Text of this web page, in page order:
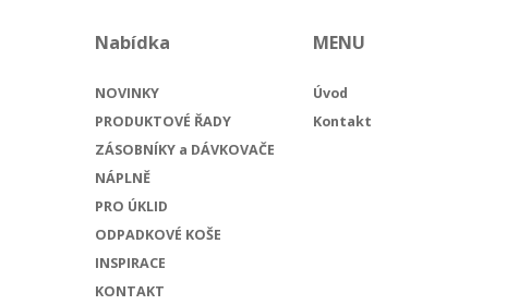
Nabídka
NOVINKY
PRODUKTOVÉ ŘADY
ZÁSOBNÍKY a DÁVKOVAČE
NÁPLNĚ
PRO ÚKLID
ODPADKOVÉ KOŠE
INSPIRACE
KONTAKT
MENU
Úvod
Kontakt